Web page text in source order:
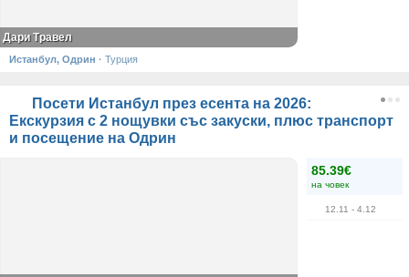
Дари Травел
Истанбул, Одрин · Турция
Посети Истанбул през есента на 2026:
Екскурзия с 2 нощувки със закуски, плюс транспорт
и посещение на Одрин
85.39€
на човек
12.11 - 4.12